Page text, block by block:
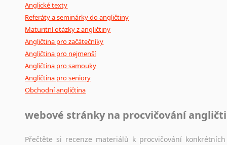
Anglické texty
Referáty a seminárky do angličtiny
Maturitní otázky z angličtiny
Angličtina pro začátečníky
Angličtina pro nejmenší
Angličtina pro samouky
Angličtina pro seniory
Obchodní angličtina
webové stránky na procvičování
Přečtěte si recenze materiálů k procvičování